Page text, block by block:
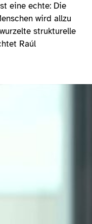
eine echte: Die
wird allzu
strukturelle
Raúl